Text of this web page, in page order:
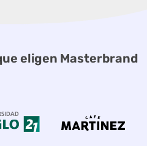
eligen Masterbrand